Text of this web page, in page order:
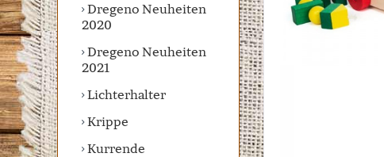
Dregeno Neuheiten
2020
Dregeno Neuheiten
2021
Lichterhalter
Krippe
Kurrende